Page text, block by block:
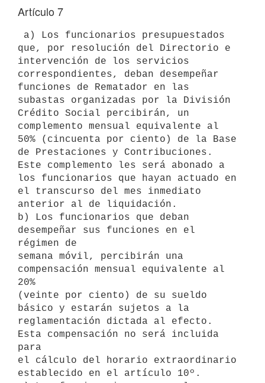
Artículo 7
que, por resolución del Directorio e
intervención de los servicios
correspondientes, deban desempeñar
funciones de Rematador en las
subastas organizadas por la División
Crédito Social percibirán, un
complemento mensual equivalente al
50% (cincuenta por ciento) de la Base
de Prestaciones y Contribuciones.
Este complemento les será abonado a
los funcionarios que hayan actuado en
el transcurso del mes inmediato
anterior al de liquidación.
b) Los funcionarios que deban
desempeñar sus funciones en el
régimen de
semana móvil, percibirán una
compensación mensual equivalente al
20%
(veinte por ciento) de su sueldo
básico y estarán sujetos a la
reglamentación dictada al efecto.
Esta compensación no será incluida
para
el cálculo del horario extraordinario
establecido en el artículo 10º.